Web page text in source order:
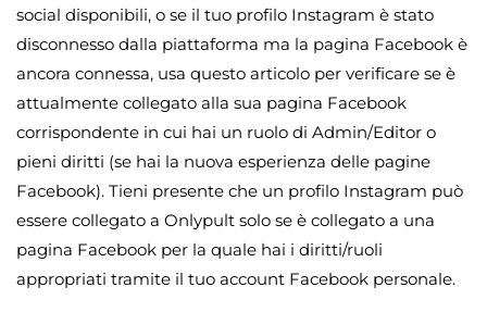
social disponibili, o se il tuo profilo Instagram è stato
disconnesso dalla piattaforma ma la pagina Facebook è
ancora connessa, usa questo articolo per verificare se è
attualmente collegato alla sua pagina Facebook
corrispondente in cui hai un ruolo di Admin/Editor o
pieni diritti (se hai la nuova esperienza delle pagine
Facebook). Tieni presente che un profilo Instagram può
essere collegato a Onlypult solo se è collegato a una
pagina Facebook per la quale hai i diritti/ruoli
appropriati tramite il tuo account Facebook personale.